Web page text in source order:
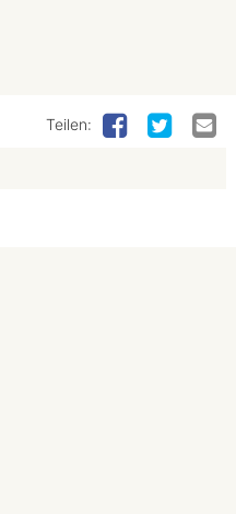
Teilen: